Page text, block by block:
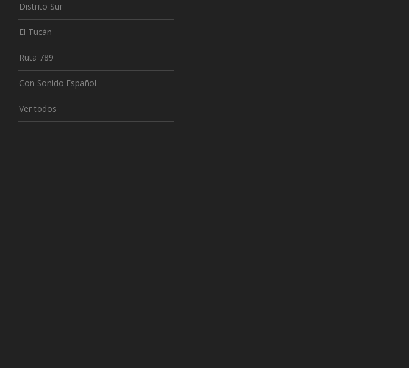
Distrito Sur
El Tucán
Ruta 789
Con Sonido Español
Ver todos